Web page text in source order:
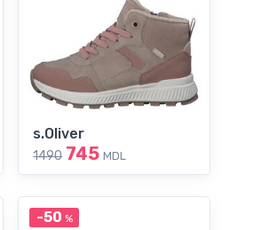
s.Oliver
1490 745 MDL
-50 %